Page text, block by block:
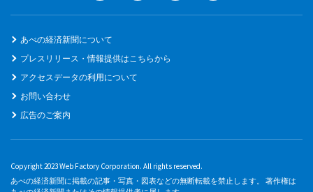
あべの経済新聞について
プレスリリース・情報提供はこちらから
アクセスデータの利用について
お問い合わせ
広告のご案内
Copyright 2023 Web Factory Corporation. All rights reserved.
あべの経済新聞に掲載の記事・写真・図表などの無断転載を禁止します。 著作権は